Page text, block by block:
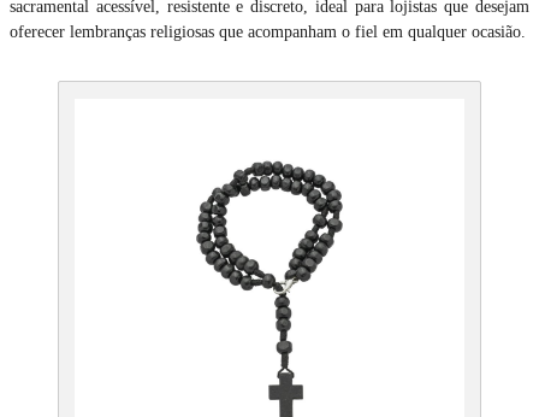
sacramental acessível, resistente e discreto, ideal para lojistas que desejam
oferecer lembranças religiosas que acompanham o fiel em qualquer ocasião.